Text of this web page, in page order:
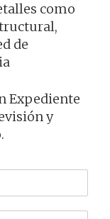
como
de
Expediente
y